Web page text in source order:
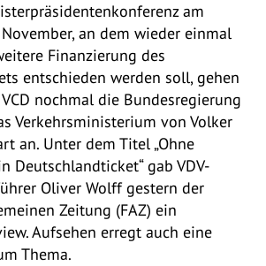
am
an dem wieder einmal
Finanzierung des
entschieden werden soll, gehen
nochmal die Bundesregierung
Verkehrsministerium von Volker
an. Unter dem Titel „Ohne
Deutschlandticket“ gab VDV-
Oliver Wolff gestern der
Zeitung (FAZ) ein
Aufsehen erregt auch eine
Thema.